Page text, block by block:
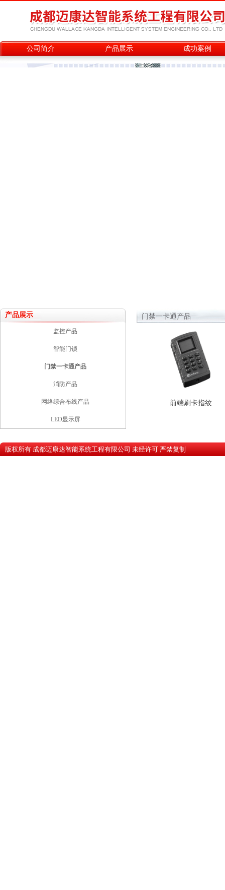
公司简介 产品展示 成功案例
产品展示
监控产品
智能门锁
门禁一卡通产品
消防产品
网络综合布线产品
LED显示屏
门禁一卡通产品
前端刷卡指纹
版权所有 成都迈康达智能系统工程有限公司 未经许可 严禁